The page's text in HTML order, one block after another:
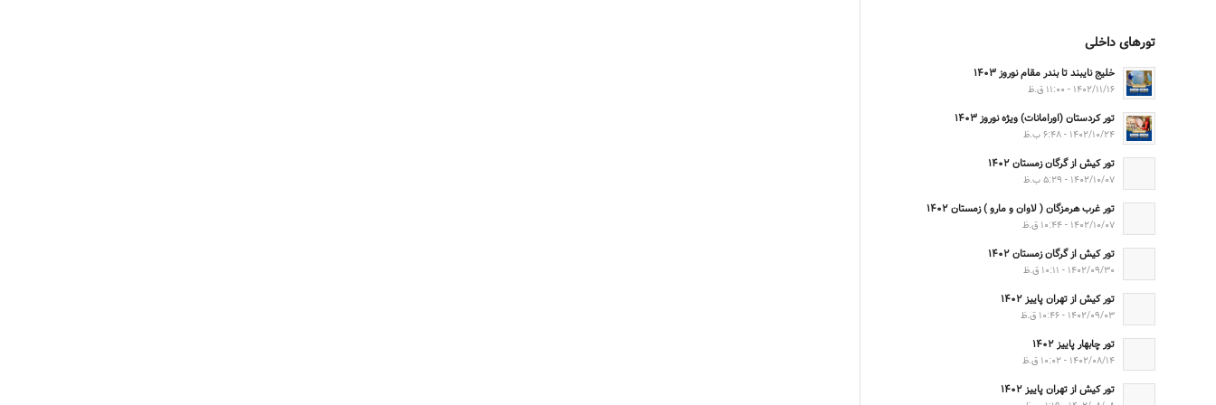
تورهای داخلی
خلیج نایبند تا بندر مقام نوروز ۱۴۰۳
۱۴۰۲/۱۱/۱۶ - ۱۱:۰۰ ق.ظ
تور کردستان (اورامانات) ویژه نوروز ۱۴۰۳
۱۴۰۲/۱۰/۲۴ - ۶:۴۸ ب.ظ
تور کیش از گرگان زمستان ۱۴۰۲
۱۴۰۲/۱۰/۰۷ - ۵:۲۹ ب.ظ
تور غرب هرمزگان ( لاوان و مارو ) زمستان ۱۴۰۲
۱۴۰۲/۱۰/۰۷ - ۱۰:۴۴ ق.ظ
تور کیش از گرگان زمستان ۱۴۰۲
۱۴۰۲/۰۹/۳۰ - ۱۰:۱۱ ق.ظ
تور کیش از تهران پاییز ۱۴۰۲
۱۴۰۲/۰۹/۰۳ - ۱۰:۴۶ ق.ظ
تور چابهار پاییز ۱۴۰۲
۱۴۰۲/۰۸/۱۴ - ۱۰:۰۲ ق.ظ
تور کیش از تهران پاییز ۱۴۰۲